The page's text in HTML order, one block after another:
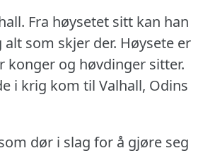
Fra høysetet sitt kan han
alt som skjer der. Høysete er
konger og høvdinger sitter.
i krig kom til Valhall, Odins
dør i slag for å gjøre seg